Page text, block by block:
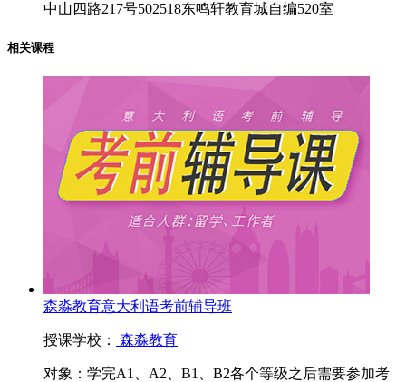
中山四路217号502518东鸣轩教育城自编520室
相关课程
森淼教育意大利语考前辅导班
授课学校： 森淼教育
对象： 学完A1、A2、B1、B2各个等级之后需要参加考